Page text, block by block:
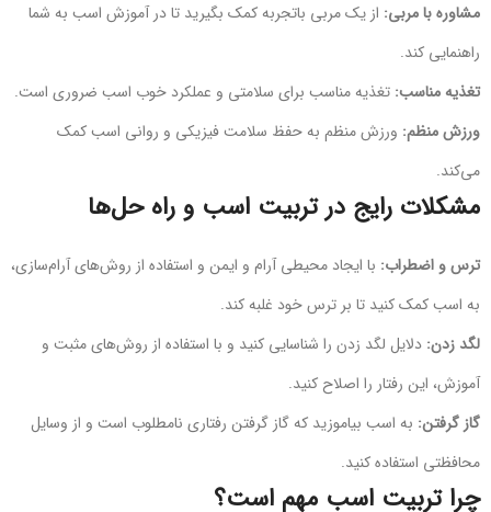
مشاوره با مربی: از یک مربی باتجربه کمک بگیرید تا در آموزش اسب به شما
راهنمایی کند.
تغذیه مناسب: تغذیه مناسب برای سلامتی و عملکرد خوب اسب ضروری است.
ورزش منظم: ورزش منظم به حفظ سلامت فیزیکی و روانی اسب کمک
می‌کند.
مشکلات رایج در تربیت اسب و راه حل‌ها
ترس و اضطراب: با ایجاد محیطی آرام و ایمن و استفاده از روش‌های آرام‌سازی،
به اسب کمک کنید تا بر ترس خود غلبه کند.
لگد زدن: دلایل لگد زدن را شناسایی کنید و با استفاده از روش‌های مثبت و
آموزش، این رفتار را اصلاح کنید.
گاز گرفتن: به اسب بیاموزید که گاز گرفتن رفتاری نامطلوب است و از وسایل
محافظتی استفاده کنید.
چرا تربیت اسب مهم است؟